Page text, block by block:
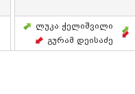
Ლუკა Ჭელიშვილი
Გურამ Დეისაძე